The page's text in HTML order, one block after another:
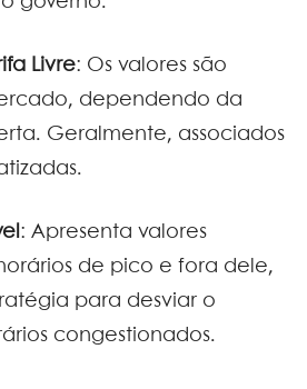
Livre: Os valores são
dependendo da
Geralmente, associados
: Apresenta valores
de pico e fora dele,
para desviar o
congestionados.